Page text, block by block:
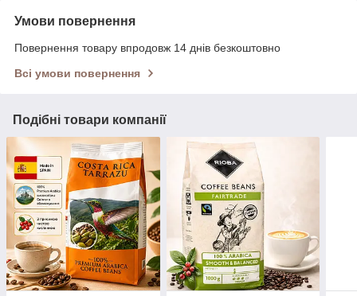
Умови повернення
Повернення товару впродовж 14 днів безкоштовно
Всі умови повернення
Подібні товари компанії